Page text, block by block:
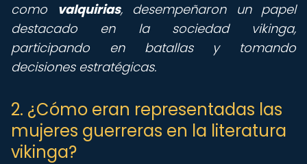
como valquirias, desempeñaron un papel
destacado en la sociedad vikinga,
participando en batallas y tomando
decisiones estratégicas.
2. ¿Cómo eran representadas las
mujeres guerreras en la literatura
vikinga?